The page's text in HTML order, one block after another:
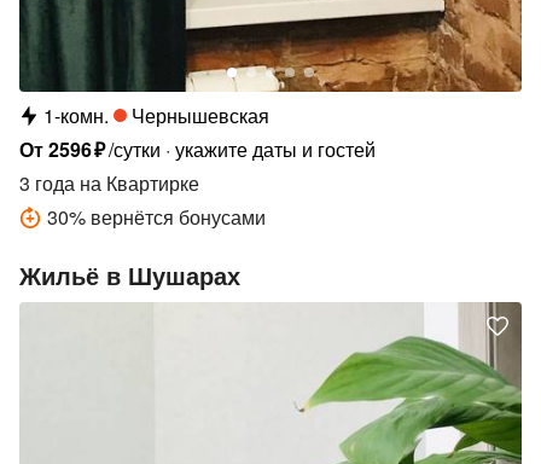
1-комн.
Чернышевская
От2596₽/сутки укажите даты и гостей
3 года на Квартирке
30% вернётся бонусами
Жильё в Шушарах